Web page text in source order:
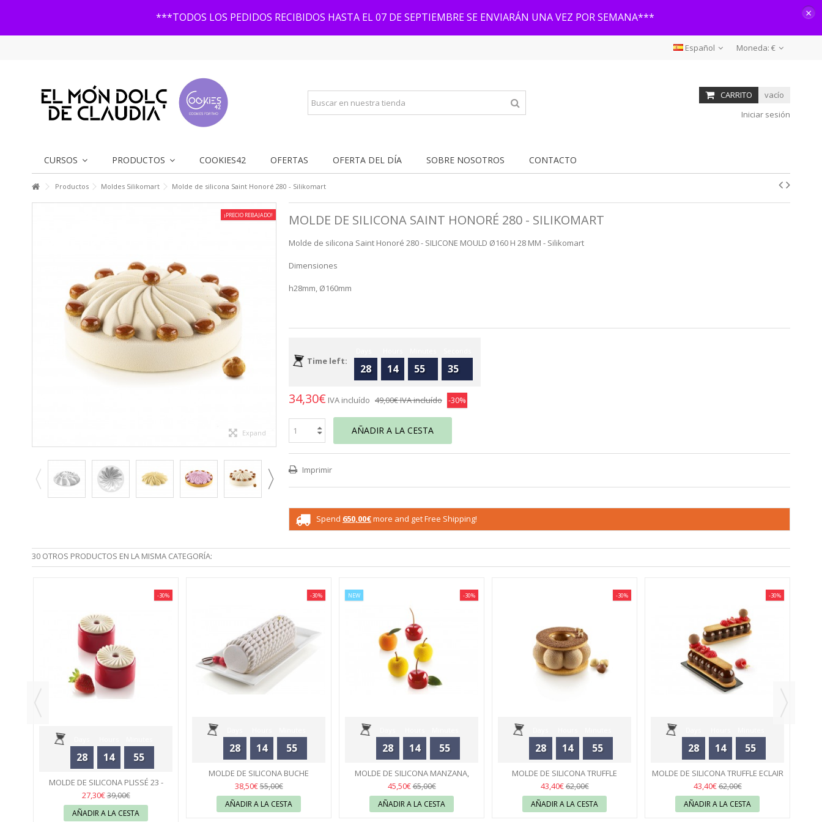
***TODOS LOS PEDIDOS RECIBIDOS HASTA EL 07 DE SEPTIEMBRE SE ENVIARÁN UNA VEZ POR SEMANA*** ×
Moneda: €
Español
CARRITO
vacío
Iniciar sesión
CURSOS PRODUCTOS COOKIES42 OFERTAS OFERTA DEL DÍA SOBRE NOSOTROS CONTACTO
Productos Moldes Silikomart Molde de silicona Saint Honoré 280 - Silikomart
¡PRECIO REBAJADO!
Expand
MOLDE DE SILICONA SAINT HONORÉ 280 - SILIKOMART
Molde de silicona Saint Honoré 280 - SILICONE MOULD Ø160 H 28 MM - Silikomart
Dimensiones
h28mm, Ø160mm
Time left:
28 14 55 34
34,30€ IVA incluído 49,00€IVA incluído -30%
AÑADIR A LA CESTA
Imprimir
Spend 650,00€more and get Free Shipping!
30 OTROS PRODUCTOS EN LA MISMA CATEGORÍA:
28 14 55
34
-30%
MOLDE DE SILICONA PLISSÉ 23 -
SILIKOMART
27,30€39,00€
AÑADIR A LA CESTA
28 14 55
34
-30%
MOLDE DE SILICONA BUCHE
QUENELLE - SILIKOMART
38,50€55,00€
AÑADIR A LA CESTA
28 14 55
34
-30%
NEW
MOLDE DE SILICONA MANZANA,
CEREZA Y MELOCOTÓN 30 -...
45,50€65,00€
AÑADIR A LA CESTA
28 14 55
34
-30%
MOLDE DE SILICONA TRUFFLE
CROWN 90 - SILIKOMART
43,40€62,00€
AÑADIR A LA CESTA
28 14 55
34
-30%
MOLDE DE SILICONA TRUFFLE ECLAIR
75 - SILIKOMART
43,40€62,00€
AÑADIR A LA CESTA